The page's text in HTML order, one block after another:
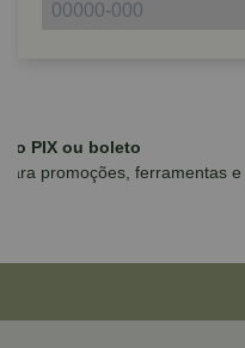
Parcele em até
para compras